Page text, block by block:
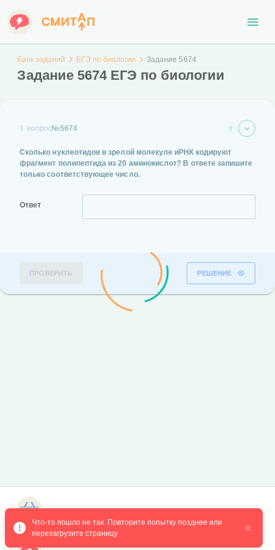
Банк заданий ЕГЭ по биологии Задание 5674
Задание 5674 ЕГЭ по биологии
1 вопрос№5674
Сколько нуклеотидов в зрелой молекуле иРНК кодируют
фрагмент полипептида из 20 аминокислот? В ответе запишите
только соответствующее число.
Ответ
ПРОВЕРИТЬ РЕШЕНИЕ
Что-то пошло не так. Повторите попытку позднее или
перезагрузите страницу